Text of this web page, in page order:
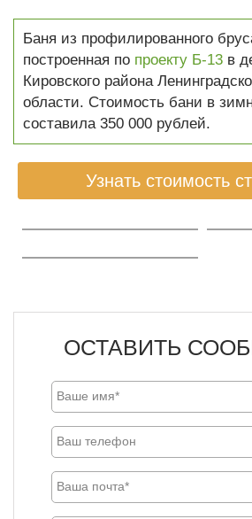
Баня из профилированного
построенная по проекту Б-13 в
Кировского района
области. Стоимость бани в
составила 350 000 рублей.
Узнать стоимость
ОСТАВИТЬ